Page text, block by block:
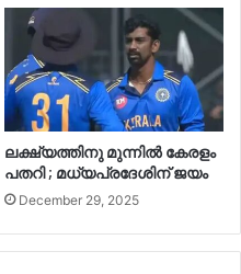
ലക്ഷ്യത്തിനു മുന്നില്‍ കേരളം
പതറി ; മധ്യപ്രദേശിന് ജയം
December 29, 2025